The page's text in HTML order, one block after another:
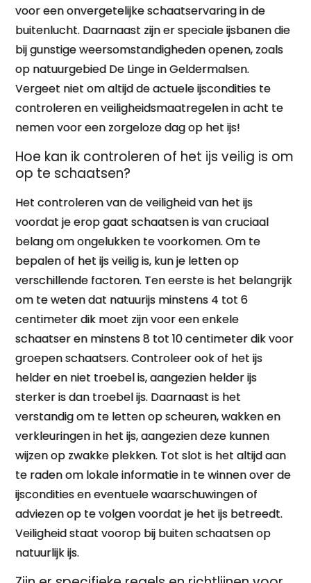
voor een onvergetelijke schaatservaring in de
buitenlucht. Daarnaast zijn er speciale ijsbanen die
bij gunstige weersomstandigheden openen, zoals
op natuurgebied De Linge in Geldermalsen.
Vergeet niet om altijd de actuele ijscondities te
controleren en veiligheidsmaatregelen in acht te
nemen voor een zorgeloze dag op het ijs!
Hoe kan ik controleren of het ijs veilig is om
op te schaatsen?
Het controleren van de veiligheid van het ijs
voordat je erop gaat schaatsen is van cruciaal
belang om ongelukken te voorkomen. Om te
bepalen of het ijs veilig is, kun je letten op
verschillende factoren. Ten eerste is het belangrijk
om te weten dat natuurijs minstens 4 tot 6
centimeter dik moet zijn voor een enkele
schaatser en minstens 8 tot 10 centimeter dik voor
groepen schaatsers. Controleer ook of het ijs
helder en niet troebel is, aangezien helder ijs
sterker is dan troebel ijs. Daarnaast is het
verstandig om te letten op scheuren, wakken en
verkleuringen in het ijs, aangezien deze kunnen
wijzen op zwakke plekken. Tot slot is het altijd aan
te raden om lokale informatie in te winnen over de
ijscondities en eventuele waarschuwingen of
adviezen op te volgen voordat je het ijs betreedt.
Veiligheid staat voorop bij buiten schaatsen op
natuurlijk ijs.